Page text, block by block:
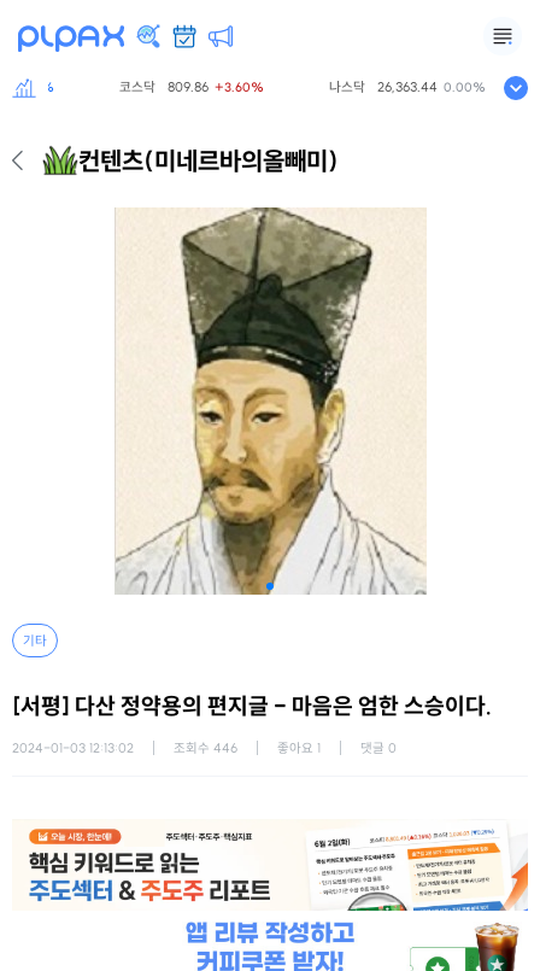
코스닥 809.86 +3.60% 나스닥 26,363.44 0.00%
컨텐츠(미네르바의올빼미)
기타
[서평] 다산 정약용의 편지글 - 마음은 엄한 스승이다.
2024-01-03 12:13:02 조회수 446 좋아요 1 댓글 0